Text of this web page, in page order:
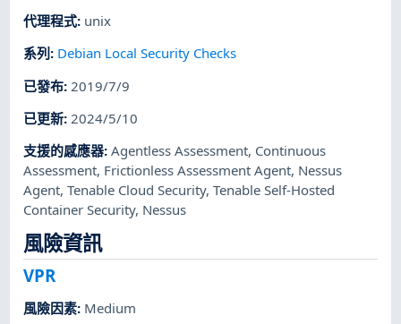
代理程式: unix
系列 : Debian Local Security Checks
已發布: 2019/7/9
已更新: 2024/5/10
支援的感應器:Agentless Assessment, Continuous
Assessment, Frictionless Assessment Agent, Nessus
Agent,Tenable Cloud Security,Tenable Self-Hosted
Container Security, Nessus
風險資訊
VPR
風險因素: Medium